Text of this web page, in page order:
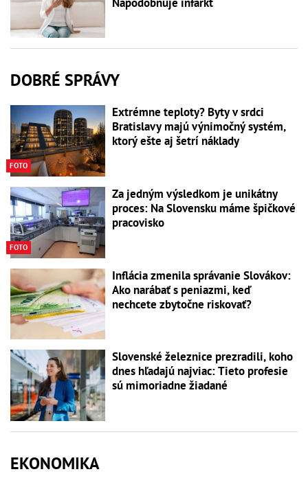
DOBRÉ SPRÁVY
FOTO
Extrémne teploty? Byty v srdci
Bratislavy majú výnimočný systém,
ktorý ešte aj šetrí náklady
FOTO
Za jedným výsledkom je unikátny
proces: Na Slovensku máme špičkové
pracovisko
Inflácia zmenila správanie Slovákov:
Ako narábať s peniazmi, keď
nechcete zbytočne riskovať?
Slovenské železnice prezradili, koho
dnes hľadajú najviac: Tieto profesie
sú mimoriadne žiadané
EKONOMIKA